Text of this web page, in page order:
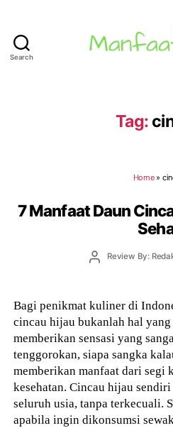
Search
Tag:
Home»
7 Manfaat Daun
PostReview By:
Bagi penikmat kuliner di
cincau hijau bukanlah hal
memberikan sensasi yang
tenggorokan, siapa sangka
memberikan manfaat dari segi
kesehatan. Cincau hijau
seluruh usia, tanpa terkecuali.
apabila ingin dikonsumsi